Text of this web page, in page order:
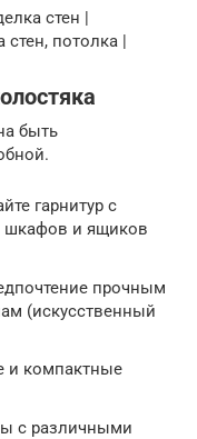
стен |
стен, потолка |
быть
гарнитур с
шкафов и ящиков
прочным
(искусственный
и компактные
с различными